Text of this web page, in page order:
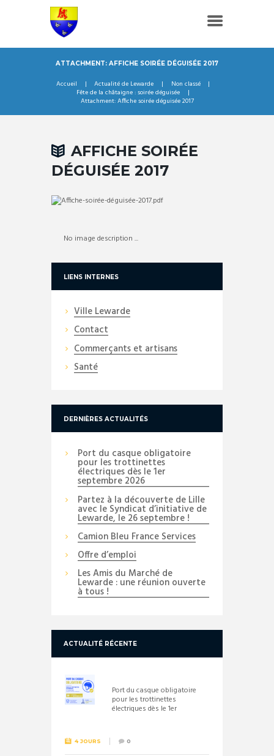
ATTACHMENT: AFFICHE SOIRÉE DÉGUISÉE 2017
Accueil Actualité de Lewarde
Non classé
Fête de la châtaigne : soirée déguisée
Attachment: Affiche soirée déguisée 2017
AFFICHE SOIRÉE
DÉGUISÉE 2017
No image description ...
LIENS INTERNES
Ville Lewarde
Contact
Commerçants et artisans
Santé
DERNIÈRES ACTUALITÉS
Port du casque obligatoire
pour les trottinettes
électriques dès le 1er
septembre 2026
Partez à la découverte de Lille
avec le Syndicat d’initiative de
Lewarde, le 26 septembre !
Camion Bleu France Services
Offre d’emploi
Les Amis du Marché de
Lewarde : une réunion ouverte
à tous !
ACTUALITÉ RÉCENTE
Port du casque obligatoire
pour les trottinettes
électriques dès le 1er
4 JOURS 0